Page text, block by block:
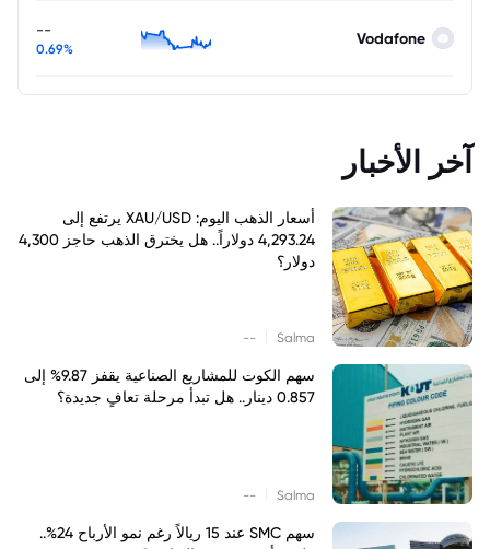
Vodafone
--
0.69%
آخر الأخبار
أسعار الذهب اليوم: XAU/USD يرتفع إلى
4,293.24 دولاراً.. هل يخترق الذهب حاجز 4,300
دولار؟
Salma
--
سهم الكوت للمشاريع الصناعية يقفز 9.87% إلى
0.857 دينار.. هل تبدأ مرحلة تعافٍ جديدة؟
Salma
--
سهم SMC عند 15 ريالاً رغم نمو الأرباح 24%..